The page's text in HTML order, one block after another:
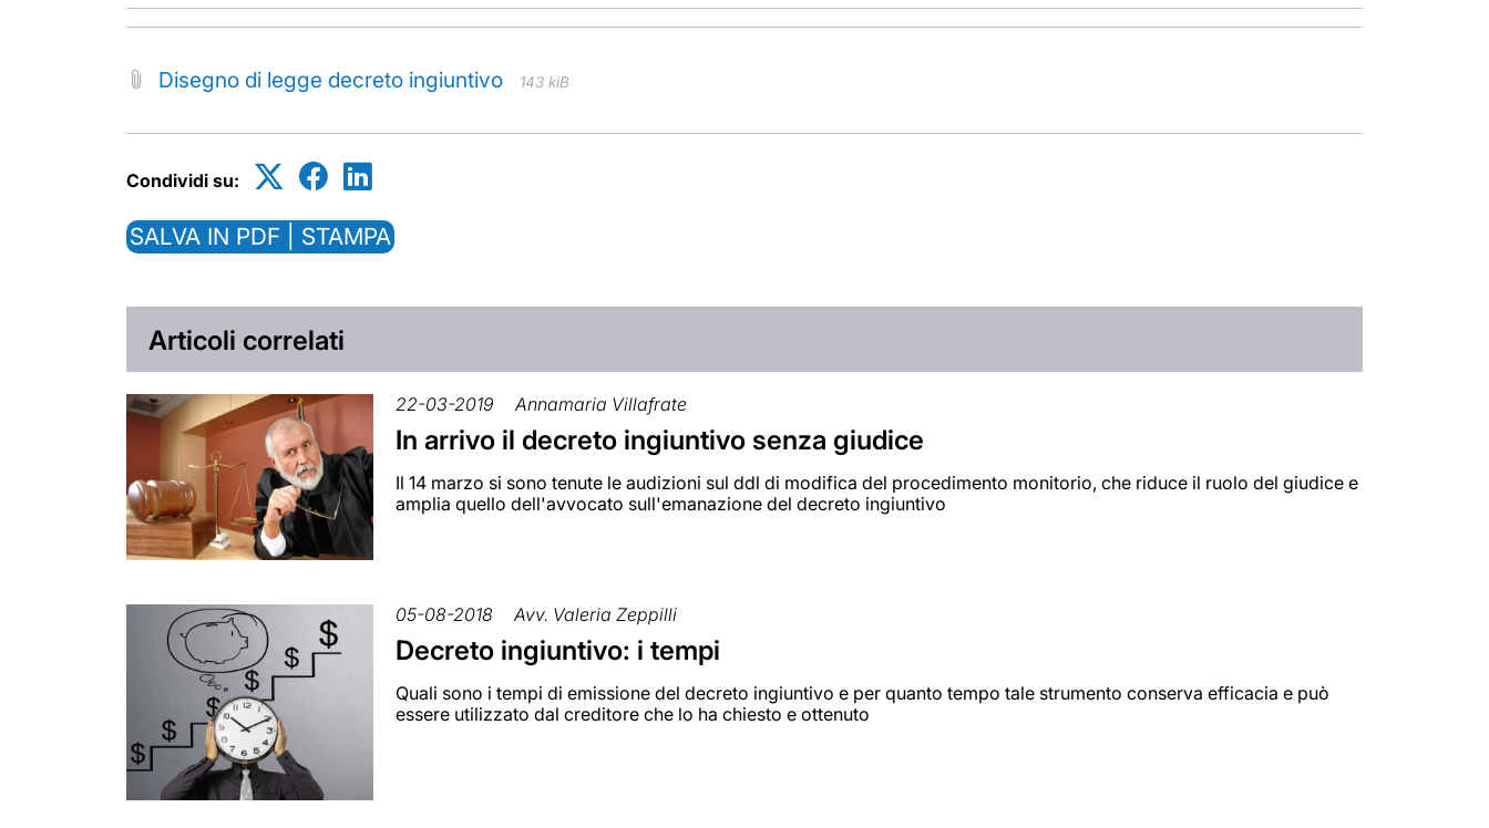
Disegno di legge decreto ingiuntivo 143 kiB
Condividi su:
SALVA IN PDF | STAMPA
Articoli correlati
22-03-2019 Annamaria Villafrate
In arrivo il decreto ingiuntivo senza giudice
Il 14 marzo si sono tenute le audizioni sul ddl di modifica del procedimento monitorio, che riduce il ruolo del giudice e
amplia quello dell'avvocato sull'emanazione del decreto ingiuntivo
05-08-2018 Avv. Valeria Zeppilli
Decreto ingiuntivo: i tempi
Quali sono i tempi di emissione del decreto ingiuntivo e per quanto tempo tale strumento conserva efficacia e può
essere utilizzato dal creditore che lo ha chiesto e ottenuto